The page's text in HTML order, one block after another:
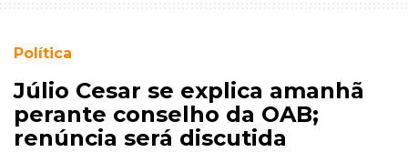
Política
Júlio Cesar se explica amanhã
perante conselho da OAB;
renúncia será discutida